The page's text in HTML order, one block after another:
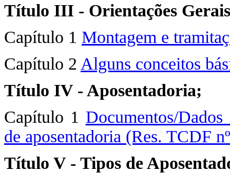
Título III - Orientações
Capítulo 1 Montagem e
Capítulo 2 Alguns conceitos
Título IV - Aposentadoria;
Capítulo 1 Documentos/
de aposentadoria (Res. TCDF
Título V - Tipos de